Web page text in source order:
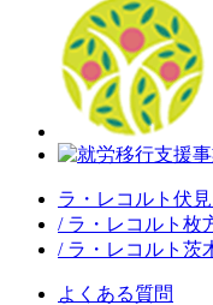
ラ・レコルト伏見
/ ラ・レコルト枚
/ ラ・レコルト茨
よくある質問